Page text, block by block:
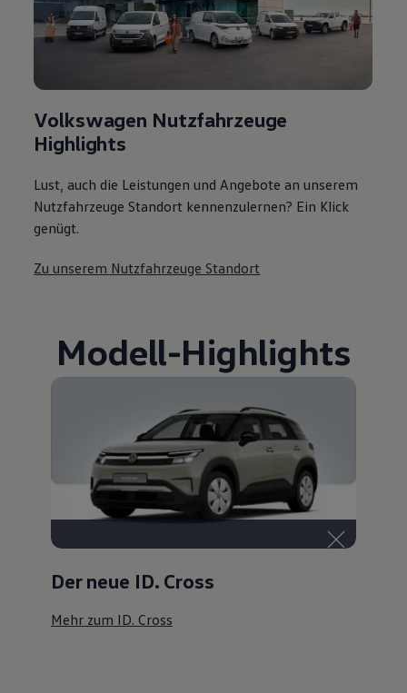
Volkswagen Nutzfahrzeuge
Highlights
Lust, auch die Leistungen und Angebote an unserem
Nutzfahrzeuge Standort kennenzulernen? Ein Klick
genügt.
Zu unserem Nutzfahrzeuge Standort
Modell-Highlights
Der neue ID. Cross
Mehr zum ID. Cross